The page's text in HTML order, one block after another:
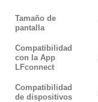
Tamaño de
pantalla
Compatibilidad
con la App
LFconnect
Compatibilidad
de dispositivos